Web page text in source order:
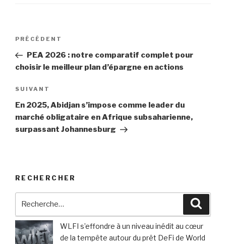
Navigation
l’article
Article
précédent
PRÉCÉDENT
PEA 2026 : notre comparatif complet pour
choisir le meilleur plan d’épargne en actions
Article
suivant
SUIVANT
En 2025, Abidjan s’impose comme leader du
marché obligataire en Afrique subsaharienne,
surpassant Johannesburg
RECHERCHER
:
WLFI s’effondre à un niveau inédit au cœur
de la tempête autour du prêt DeFi de World